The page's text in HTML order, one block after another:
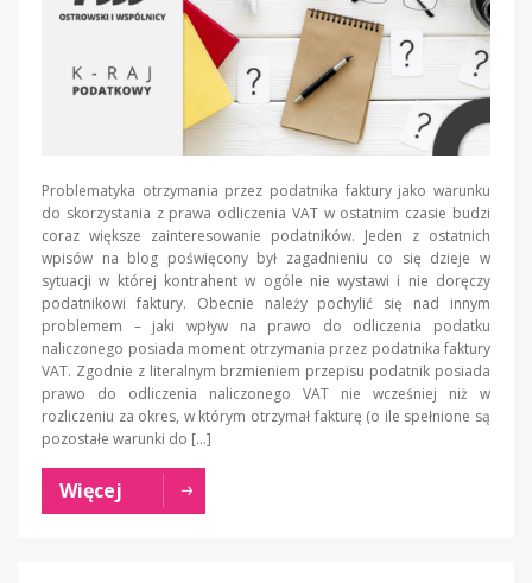
Problematyka otrzymania przez podatnika faktury jako warunku
do skorzystania z prawa odliczenia VAT w ostatnim czasie budzi
coraz większe zainteresowanie podatników. Jeden z ostatnich
wpisów na blog poświęcony był zagadnieniu co się dzieje w
sytuacji w której kontrahent w ogóle nie wystawi i nie doręczy
podatnikowi faktury. Obecnie należy pochylić się nad innym
problemem – jaki wpływ na prawo do odliczenia podatku
naliczonego posiada moment otrzymania przez podatnika faktury
VAT. Zgodnie z literalnym brzmieniem przepisu podatnik posiada
prawo do odliczenia naliczonego VAT nie wcześniej niż w
rozliczeniu za okres, w którym otrzymał fakturę (o ile spełnione są
pozostałe warunki do […]
Więcej